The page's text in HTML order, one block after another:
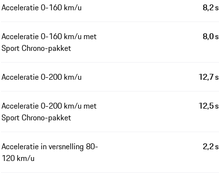
Acceleratie 0-160 km/u 8,2 s
Acceleratie 0-160 km/u met
Sport Chrono-pakket
8,0 s
Acceleratie 0-200 km/u 12,7 s
Acceleratie 0-200 km/u met
Sport Chrono-pakket
12,5 s
Acceleratie in versnelling 80-
120 km/u
2,2 s